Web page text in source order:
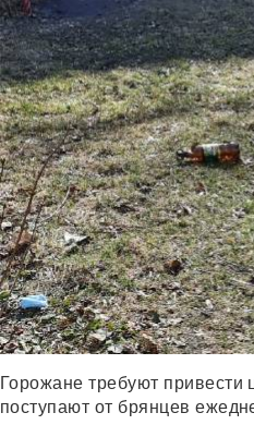
Горожане требуют привести
поступают от брянцев